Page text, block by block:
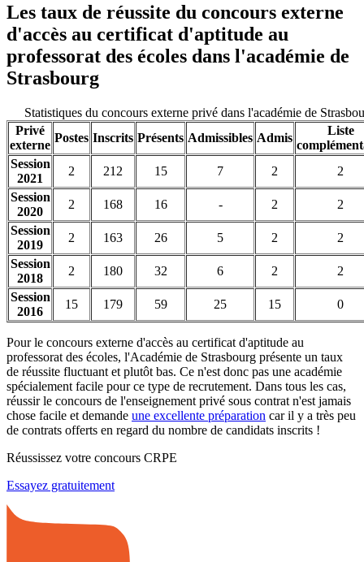
Les taux de réussite du concours externe
d'accès au certificat d'aptitude au
professorat des écoles dans l'académie de
Strasbourg
Statistiques du concours externe privé dans l'académie de
Privé
externe
Postes Inscrits Présents Admissibles Admis
Liste
Session
2021
2 212 15 7 2
2
Session
2020
2 168 16 - 2
2
Session
2019
2 163 26 5 2
2
Session
2018
2 180 32 6 2
2
Session
2016
15 179 59 25 15 0
Pour le concours externe d'accès au certificat d'aptitude au
professorat des écoles, l'Académie de Strasbourg présente un taux
de réussite fluctuant et plutôt bas. Ce n'est donc pas une académie
spécialement facile pour ce type de recrutement. Dans tous les cas,
réussir le concours de l'enseignement privé sous contrat n'est jamais
chose facile et demande une excellente préparation car il y a très peu
de contrats offerts en regard du nombre de candidats inscrits !
Réussissez votre concours CRPE
Essayez gratuitement